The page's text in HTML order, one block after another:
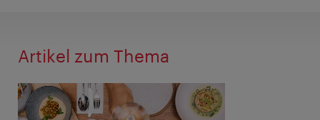
Artikel zum Thema